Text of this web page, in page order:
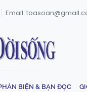
Email:
BIỆN & BẠN ĐỌC